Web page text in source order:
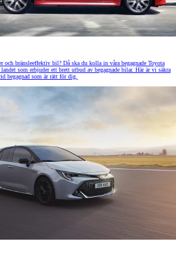
och bränsleeffektiv bil? Då ska du kolla in våra begagnade Toyota
som erbjuder ett brett utbud av begagnade bilar. Här är vi säkra
begagnad som är rätt för dig.